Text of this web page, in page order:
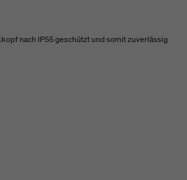
nach IP55 geschützt und somit zuverlässig